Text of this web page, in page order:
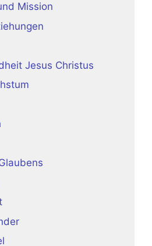
Mission
Jesus Christus